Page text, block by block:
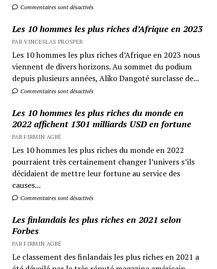
Commentaires sont désactivés
Les 10 hommes les plus riches d’Afrique en 2023
PAR VINCESLAS PROSPER
Les 10 hommes les plus riches d’Afrique en 2023 nous
viennent de divers horizons. Au sommet du podium
depuis plusieurs années, Aliko Dangoté surclasse de...
Commentaires sont désactivés
Les 10 hommes les plus riches du monde en
2022 affichent 1301 milliards USD en fortune
PAR FIRMIN AGBÉ
Les 10 hommes les plus riches du monde en 2022
pourraient très certainement changer l’univers s’ils
décidaient de mettre leur fortune au service des
causes...
Commentaires sont désactivés
Les finlandais les plus riches en 2021 selon
Forbes
PAR FIRMIN AGBÉ
Le classement des finlandais les plus riches en 2021 a